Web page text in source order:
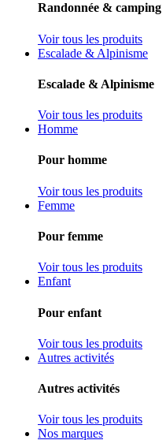
Randonnée & camping
Voir tous les produits
Escalade & Alpinisme
Escalade & Alpinisme
Voir tous les produits
Homme
Pour homme
Voir tous les produits
Femme
Pour femme
Voir tous les produits
Enfant
Pour enfant
Voir tous les produits
Autres activités
Autres activités
Voir tous les produits
Nos marques